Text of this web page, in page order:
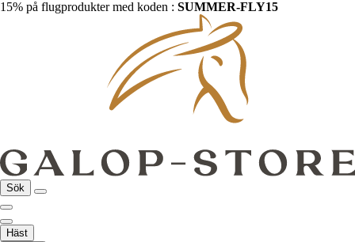
15% på flugprodukter med koden : SUMMER-FLY15
Sök
Häst